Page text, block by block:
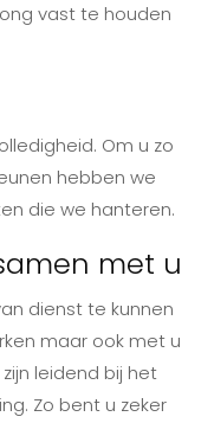
vast te houden
Om u zo
hebben we
die we hanteren.
met u
dienst te kunnen
maar ook met u
leidend bij het
Zo bent u zeker